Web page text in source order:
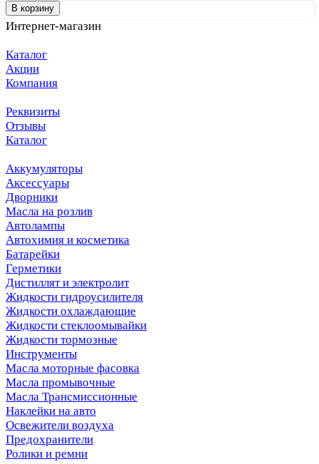
В корзину
Интернет-магазин
Каталог
Акции
Компания
Реквизиты
Отзывы
Каталог
Аккумуляторы
Аксессуары
Дворники
Масла на розлив
Автолампы
Автохимия и косметика
Батарейки
Герметики
Дистиллят и электролит
Жидкости гидроусилителя
Жидкости охлаждающие
Жидкости стеклоомывайки
Жидкости тормозные
Инструменты
Масла моторные фасовка
Масла промывочные
Масла Трансмиссионные
Наклейки на авто
Освежители воздуха
Предохранители
Ролики и ремни